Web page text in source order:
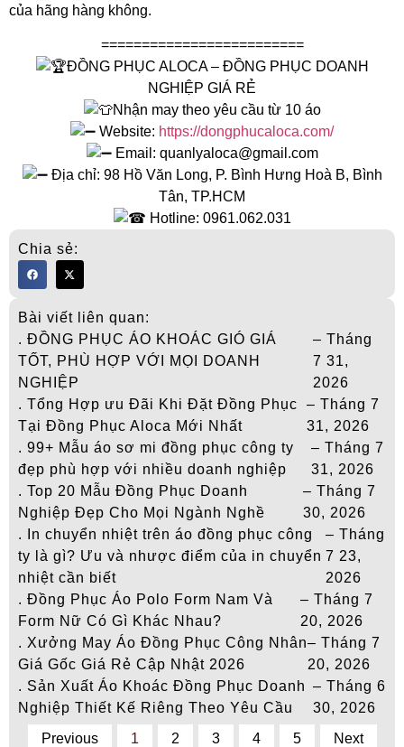
của hãng hàng không.
=========================
ĐỒNG PHỤC ALOCA – ĐỒNG PHỤC DOANH
NGHIỆP GIÁ RẺ
Nhận may theo yêu cầu từ 10 áo
Website: https://dongphucaloca.com/
Email: quanlyaloca@gmail.com
Địa chỉ: 98 Hồ Văn Long, P. Bình Hưng Hoà B, Bình
Tân, TP.HCM
Hotline: 0961.062.031
Chia sẻ:
Bài viết liên quan:
. ĐỒNG PHỤC ÁO KHOÁC GIÓ GIÁ
TỐT, PHÙ HỢP VỚI MỌI DOANH
NGHIỆP
– Tháng
7 31,
2026
. Tổng Hợp ưu Đãi Khi Đặt Đồng Phục
Tại Đồng Phục Aloca Mới Nhất
– Tháng 7
31, 2026
. 99+ Mẫu áo sơ mi đồng phục công ty
đẹp phù hợp với nhiều doanh nghiệp
– Tháng 7
31, 2026
. Top 20 Mẫu Đồng Phục Doanh
Nghiệp Đẹp Cho Mọi Ngành Nghề
– Tháng 7
30, 2026
. In chuyển nhiệt trên áo đồng phục công
ty là gì? Ưu và nhược điểm của in chuyển
nhiệt cần biết
– Tháng
7 23,
2026
. Đồng Phục Áo Polo Form Nam Và
Form Nữ Có Gì Khác Nhau?
– Tháng 7
20, 2026
. Xưởng May Áo Đồng Phục Công Nhân
Giá Gốc Giá Rẻ Cập Nhật 2026
– Tháng 7
20, 2026
. Sản Xuất Áo Khoác Đồng Phục Doanh
Nghiệp Thiết Kế Riêng Theo Yêu Cầu
– Tháng 6
30, 2026
Previous
1 2 3 4 5 Next